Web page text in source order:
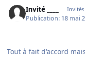
Invité ____ Invités
Publication: 18 mai
Tout à fait d'accord